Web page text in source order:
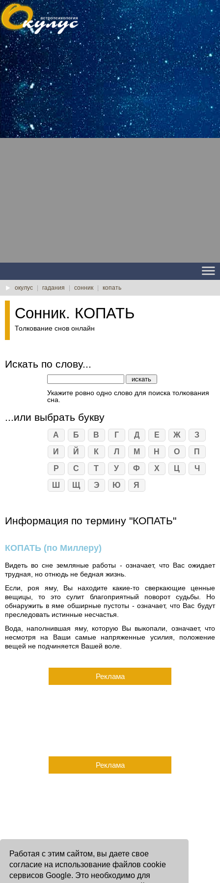
Работая с этим сайтом, вы даете свое
согласие на использование файлов cookie
сервисов Google. Это необходимо для
окулус гадания сонник копать
Сонник. КОПАТЬ
Толкование снов онлайн
Искать по слову...
Укажите ровно одно слово для поиска толкования
сна.
...или выбрать букву
А Б В Г Д Е Ж
З
И
Й К Л М Н О
П
Р
С Т У Ф Х Ц
Ч
Ш
Щ Э Ю Я
Информация по термину "КОПАТЬ"
КОПАТЬ (по Миллеру)
Видеть во сне земляные работы - означает, что Вас ожидает
трудная, но отнюдь не бедная жизнь.
Если, роя яму, Вы находите какие-то сверкающие ценные
вещицы, то это сулит благоприятный поворот судьбы. Но
обнаружить в яме обширные пустоты - означает, что Вас будут
преследовать истинные несчастья.
Вода, наполнившая яму, которую Вы выкопали, означает, что
несмотря на Ваши самые напряженные усилия, положение
вещей не подчиняется Вашей воле.
Реклама
Реклама